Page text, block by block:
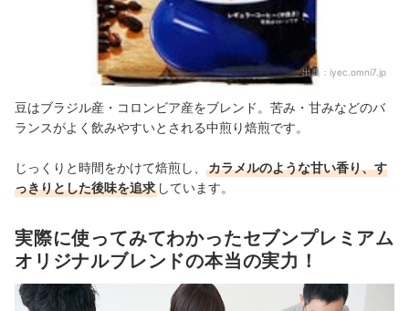
出典： iyec.omni7.jp
豆はブラジル産・コロンビア産をブレンド。苦み・甘みなどのバ
ランスがよく飲みやすいとされる中煎り焙煎です。
じっくりと時間をかけて焙煎し、
カラメルのような甘い香り、す
っきりとした後味を追求 しています。
実際に使ってみてわかったセブンプレミアム
オリジナルブレンドの本当の実力！